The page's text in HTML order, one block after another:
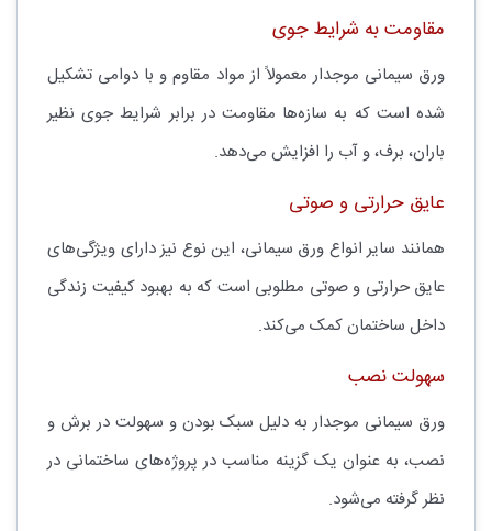
مقاومت به شرایط جوی
ورق سیمانی موجدار معمولاً از مواد مقاوم و با دوامی تشکیل
شده است که به سازه‌ها مقاومت در برابر شرایط جوی نظیر
باران، برف، و آب را افزایش می‌دهد.
عایق حرارتی و صوتی
همانند سایر انواع ورق سیمانی، این نوع نیز دارای ویژگی‌های
عایق حرارتی و صوتی مطلوبی است که به بهبود کیفیت زندگی
داخل ساختمان کمک می‌کند.
سهولت نصب
ورق سیمانی موجدار به دلیل سبک بودن و سهولت در برش و
نصب، به عنوان یک گزینه مناسب در پروژه‌های ساختمانی در
نظر گرفته می‌شود.